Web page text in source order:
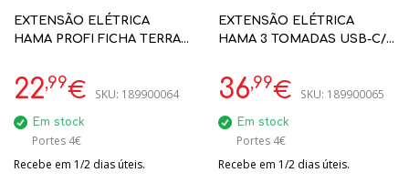
EXTENSÃO ELÉTRICA
HAMA PROFI FICHA TERRA
22,99€ SKU: 189900064
Em stock
Portes 4€
Recebe em 1/2 dias úteis.
EXTENSÃO ELÉTRICA
HAMA 3 TOMADAS USB-C/A
REF: 00223185
36,99€ SKU: 189900065
Em stock
Portes 4€
Recebe em 1/2 dias úteis.